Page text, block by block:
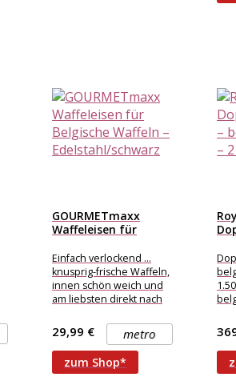
GOURMETmaxx
Waffeleisen für
Edelstahl/schwarz
Einfach verlockend ...
knusprig-frische Waffeln,
innen schön weich und
am liebsten direkt nach
verspeist. Besonders
berühmt sind
metro
29,99 €
zum Shop*